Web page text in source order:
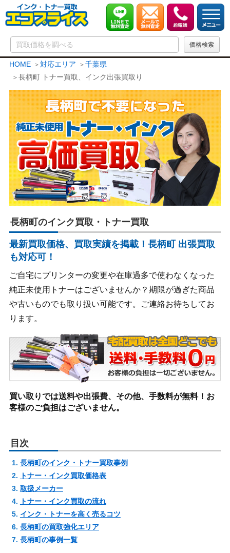
HOME 対応エリア
千葉県
長柄町 トナー買取、インク出張買取り
長柄町のインク買取・トナー買取
最新買取価格、買取実績を掲載！長柄町 出張買取
も対応可！
ご自宅にプリンターの変更や在庫過多で使わなくなった
純正未使用トナーはございませんか？期限が過ぎた商品
や古いものでも取り扱い可能です。ご連絡お待ちしてお
ります。
買い取りでは送料や出張費、その他、手数料が無料！お
客様のご負担はございません。
目次
長柄町のインク・トナー買取事例
トナー・インク買取価格表
取扱メーカー
トナー・インク買取の流れ
インク・トナーを高く売るコツ
長柄町の買取強化エリア
長柄町の事例一覧